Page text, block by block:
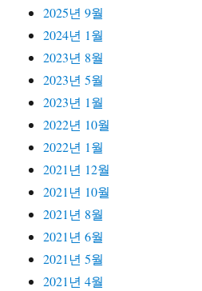
2025년 9월
2024년 1월
2023년 8월
2023년 5월
2023년 1월
2022년 10월
2022년 1월
2021년 12월
2021년 10월
2021년 8월
2021년 6월
2021년 5월
2021년 4월